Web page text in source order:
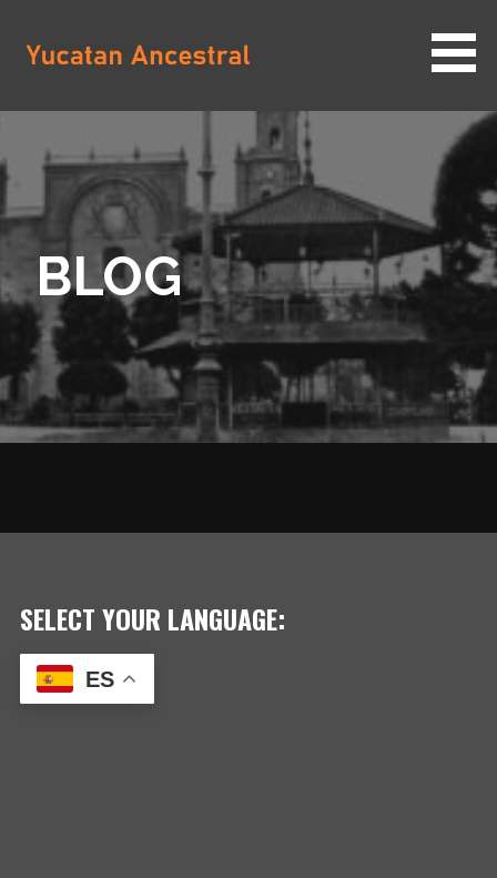
contenido
BLOG
SELECT YOUR LANGUAGE:
ES